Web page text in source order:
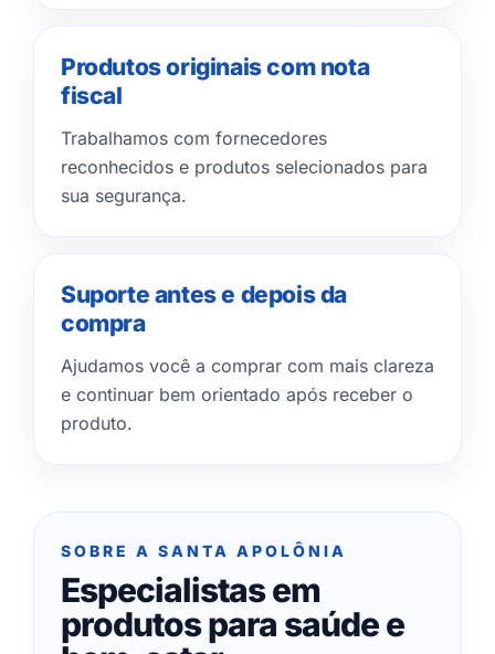
Produtos originais com nota
fiscal
Trabalhamos com fornecedores
reconhecidos e produtos selecionados para
sua segurança.
Suporte antes e depois da
compra
Ajudamos você a comprar com mais clareza
e continuar bem orientado após receber o
produto.
SOBRE A SANTA APOLÔNIA
Especialistas em
produtos para saúde e